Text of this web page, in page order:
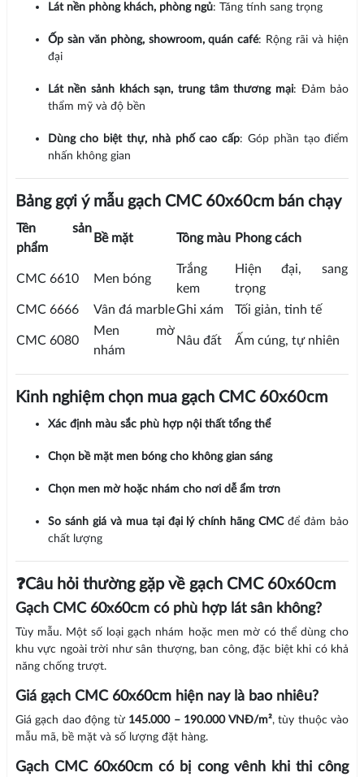
Lát nền phòng khách, phòng ngủ: Tăng tính sang trọng
Ốp sàn văn phòng, showroom, quán café: Rộng rãi và hiện
đại
Lát nền sảnh khách sạn, trung tâm thương mại: Đảm bảo
thẩm mỹ và độ bền
Dùng cho biệt thự, nhà phố cao cấp: Góp phần tạo điểm
nhấn không gian
Bảng gợi ý mẫu gạch CMC 60x60cm bán chạy
Tên sản
phẩm
Bề mặt Tông màu Phong cách
CMC 6610 Men bóng
Trắng
kem
Hiện đại, sang
trọng
CMC 6666
Vân đá marbleGhi xám Tối giản, tinh tế
CMC 6080
Men mờ
nhám
Nâu đất Ấm cúng, tự nhiên
Kinh nghiệm chọn mua gạch CMC 60x60cm
Xác định màu sắc phù hợp nội thất tổng thể
Chọn bề mặt men bóng cho không gian sáng
Chọn men mờ hoặc nhám cho nơi dễ ẩm trơn
So sánh giá và mua tại đại lý chính hãng CMCđể đảm bảo
chất lượng
❓Câu hỏi thường gặp về gạch CMC 60x60cm
Gạch CMC 60x60cm có phù hợp lát sân không?
Tùy mẫu. Một số loại gạch nhám hoặc men mờ có thể dùng cho
khu vực ngoài trời như sân thượng, ban công, đặc biệt khi có khả
năng chống trượt.
Giá gạch CMC 60x60cm hiện nay là bao nhiêu?
Giá gạch dao động từ 145.000 – 190.000 VNĐ/m², tùy thuộc vào
mẫu mã, bề mặt và số lượng đặt hàng.
Gạch CMC 60x60cm có bị cong vênh khi thi công